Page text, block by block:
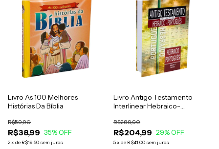
Livro As 100 Melhores
Histórias Da Bíblia
R$38,99
R$59,90
35% OFF
2x de R$19,50 sem juros
Livro Antigo Testamento
Interlinear Hebraico-
R$204,99
R$289,90
29% OFF
5x de R$41,00 sem juros